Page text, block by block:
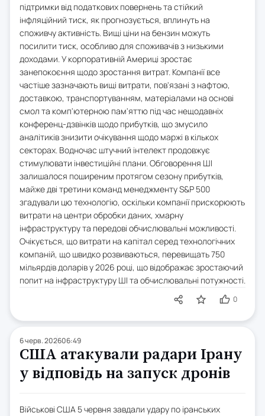
підтримки від податкових повернень та стійкий
інфляційний тиск, як прогнозується, вплинуть на
споживчу активність. Вищі ціни на бензин можуть
посилити тиск, особливо для споживачів з низькими
доходами. У корпоративній Америці зростає
занепокоєння щодо зростання витрат. Компанії все
частіше зазначають вищі витрати, пов'язані з нафтою,
доставкою, транспортуванням, матеріалами на основі
смол та комп'ютерною пам'яттю під час нещодавніх
конференц-дзвінків щодо прибутків, що змусило
аналітиків знизити очікування щодо маржі в кількох
секторах. Водночас штучний інтелект продовжує
стимулювати інвестиційні плани. Обговорення ШІ
залишалося поширеним протягом сезону прибутків,
майже дві третини команд менеджменту S&P 500
згадували цю технологію, оскільки компанії прискорюють
витрати на центри обробки даних, хмарну
інфраструктуру та передові обчислювальні можливості.
Очікується, що витрати на капітал серед технологічних
компаній, що швидко розвиваються, перевищать 750
мільярдів доларів у 2026 році, що відображає зростаючий
попит на інфраструктуру ШІ та обчислювальні потужності.
0
6 черв. 202606:49
США атакували радари Ірану
у відповідь на запуск дронів
Військові США 5 червня завдали удару по іранських